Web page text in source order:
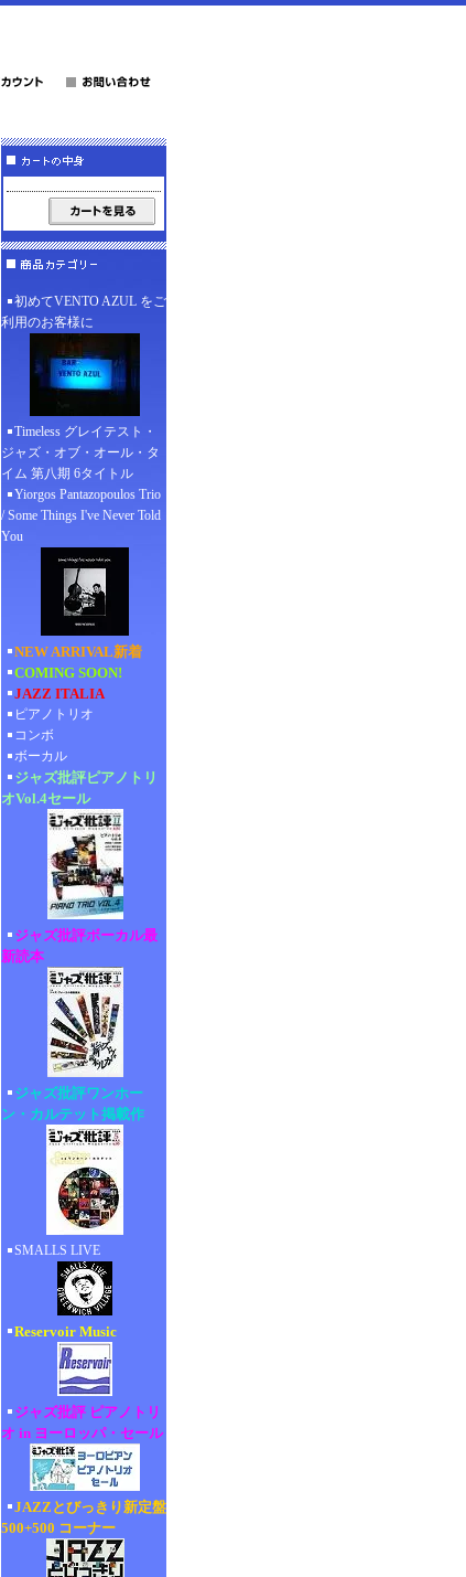
初めてVENTO AZUL をご
利用のお客様に
Timeless グレイテスト・
ジャズ・オブ・オール・タ
イム 第八期 6タイトル
Yiorgos Pantazopoulos Trio
/ Some Things I've Never Told
You
NEW ARRIVAL新着
COMING SOON!
JAZZ ITALIA
ピアノトリオ
コンボ
ボーカル
ジャズ批評ピアノトリ
オVol.4セール
ジャズ批評ボーカル最
新読本
ジャズ批評ワンホー
ン・カルテット掲載作
SMALLS LIVE
Reservoir Music
ジャズ批評 ピアノトリ
オ in ヨーロッパ・セール
JAZZとびっきり新定盤
500+500 コーナー